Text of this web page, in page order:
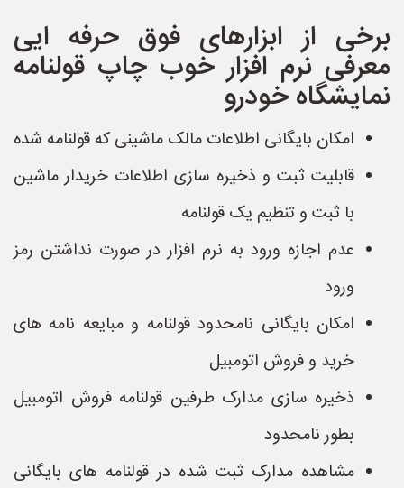
برخی از ابزارهای فوق حرفه ایی
معرفی نرم افزار خوب چاپ قولنامه
نمایشگاه خودرو
امکان بایگانی اطلاعات مالک ماشینی که قولنامه شده
قابلیت ثبت و ذخیره سازی اطلاعات خریدار ماشین
با ثبت و تنظیم یک قولنامه
عدم اجازه ورود به نرم افزار در صورت نداشتن رمز
ورود
امکان بایگانی نامحدود قولنامه و مبایعه نامه های
خرید و فروش اتومبیل
ذخیره سازی مدارک طرفین قولنامه فروش اتومبیل
بطور نامحدود
مشاهده مدارک ثبت شده در قولنامه های بایگانی